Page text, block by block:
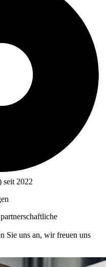
seit 2022
Sie uns an, wir freuen uns